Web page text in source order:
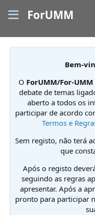
ForUMM
Bem-
O ForUMM/For-UMM
debate de temas
aberto a todos os
participar de acordo
Termos e
Sem registo, não terá
que
Após o registo
seguindo as regras
apresentar. Após a
pronto para participar